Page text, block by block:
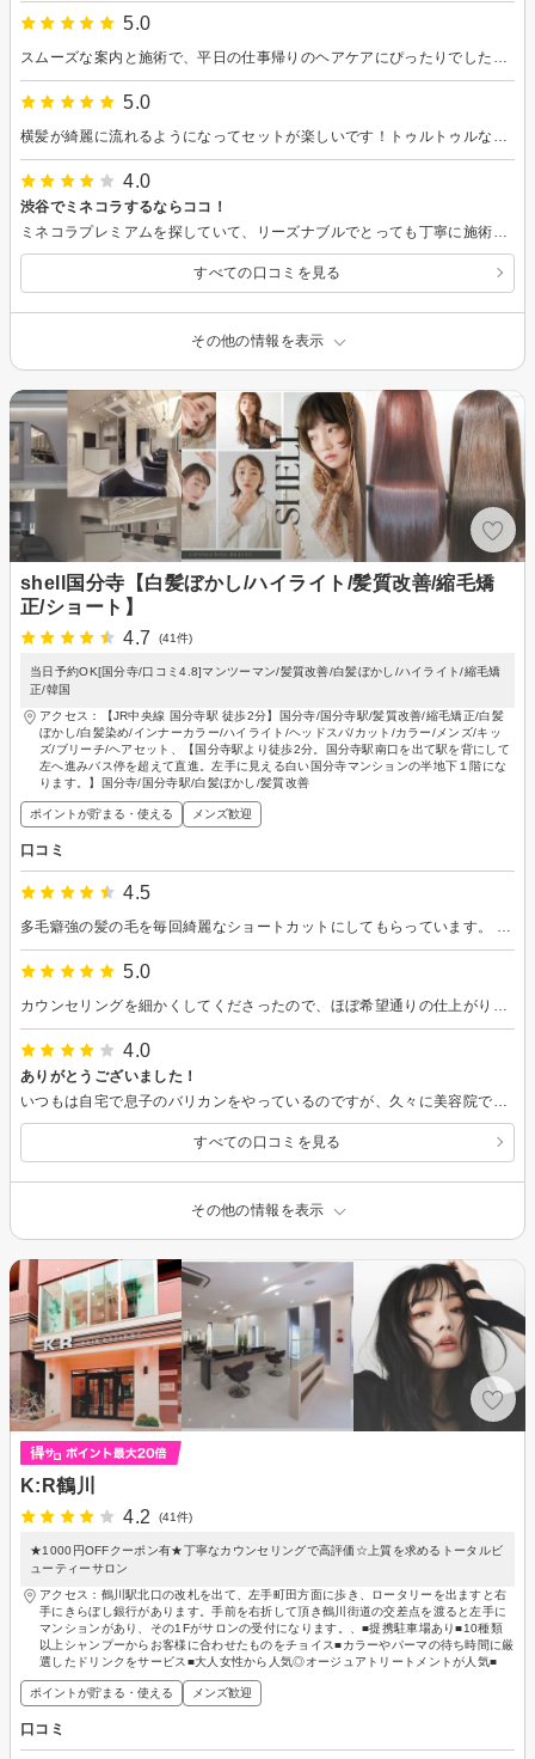
5.0
5.0
4.0
渋谷でミネコラするならココ！
すべての口コミを見る
その他の情報を表示
shell国分寺【白髪ぼかし/ハイライト/髪質改善/縮毛矯
正/ショート】
4.7
(41件)
当日予約OK[国分寺/口コミ4.8]マンツーマン/髪質改善/白髪ぼかし/ハイライト/縮毛矯
正/韓国
アクセス：【JR中央線 国分寺駅 徒歩2分】国分寺/国分寺駅/髪質改善/縮毛矯正/白髪
ぼかし/白髪染め/インナーカラー/ハイライト/ヘッドスパ/カット/カラー/メンズ/キッ
ズ/ブリーチ/ヘアセット、【国分寺駅より徒歩2分。国分寺駅南口を出て駅を背にして
左へ進みバス停を超えて直進。左手に見える白い国分寺マンションの半地下１階にな
ります。】国分寺/国分寺駅/白髪ぼかし/髪質改善
ポイントが貯まる・使える メンズ歓迎
口コミ
4.5
5.0
4.0
ありがとうございました！
すべての口コミを見る
その他の情報を表示
K:R鶴川
4.2
(41件)
★1000円OFFクーポン有★丁寧なカウンセリングで高評価☆上質を求めるトータルビ
ューティーサロン
アクセス：鶴川駅北口の改札を出て、左手町田方面に歩き、ロータリーを出ますと右
手にきらぼし銀行があります。手前を右折して頂き鶴川街道の交差点を渡ると左手に
マンションがあり、その1Fがサロンの受付になります。、■提携駐車場あり■10種類
以上シャンプーからお客様に合わせたものをチョイス■カラーやパーマの待ち時間に厳
選したドリンクをサービス■大人女性から人気◎オージュアトリートメントが人気■
ポイントが貯まる・使える メンズ歓迎
口コミ